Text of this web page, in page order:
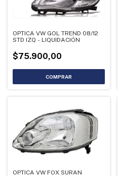
OPTICA VW GOL TREND 08/12
STD IZQ - LIQUIDACIÓN
$75.900,00
OPTICA VW FOX SURAN